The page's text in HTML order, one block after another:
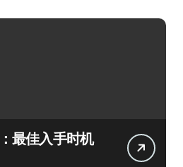
最佳入手时机